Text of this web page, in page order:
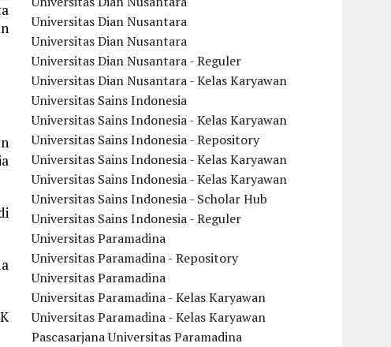
Universitas Dian Nusantara
Universitas Dian Nusantara
Universitas Dian Nusantara - Reguler
Universitas Dian Nusantara - Kelas Karyawan
Universitas Sains Indonesia
Universitas Sains Indonesia - Kelas Karyawan
Universitas Sains Indonesia - Repository
Universitas Sains Indonesia - Kelas Karyawan
Universitas Sains Indonesia - Kelas Karyawan
Universitas Sains Indonesia - Scholar Hub
Universitas Sains Indonesia - Reguler
Universitas Paramadina
Universitas Paramadina - Repository
Universitas Paramadina
Universitas Paramadina - Kelas Karyawan
Universitas Paramadina - Kelas Karyawan
Pascasarjana Universitas Paramadina